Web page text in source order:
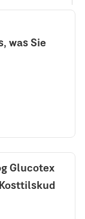
was Sie
Glucotex